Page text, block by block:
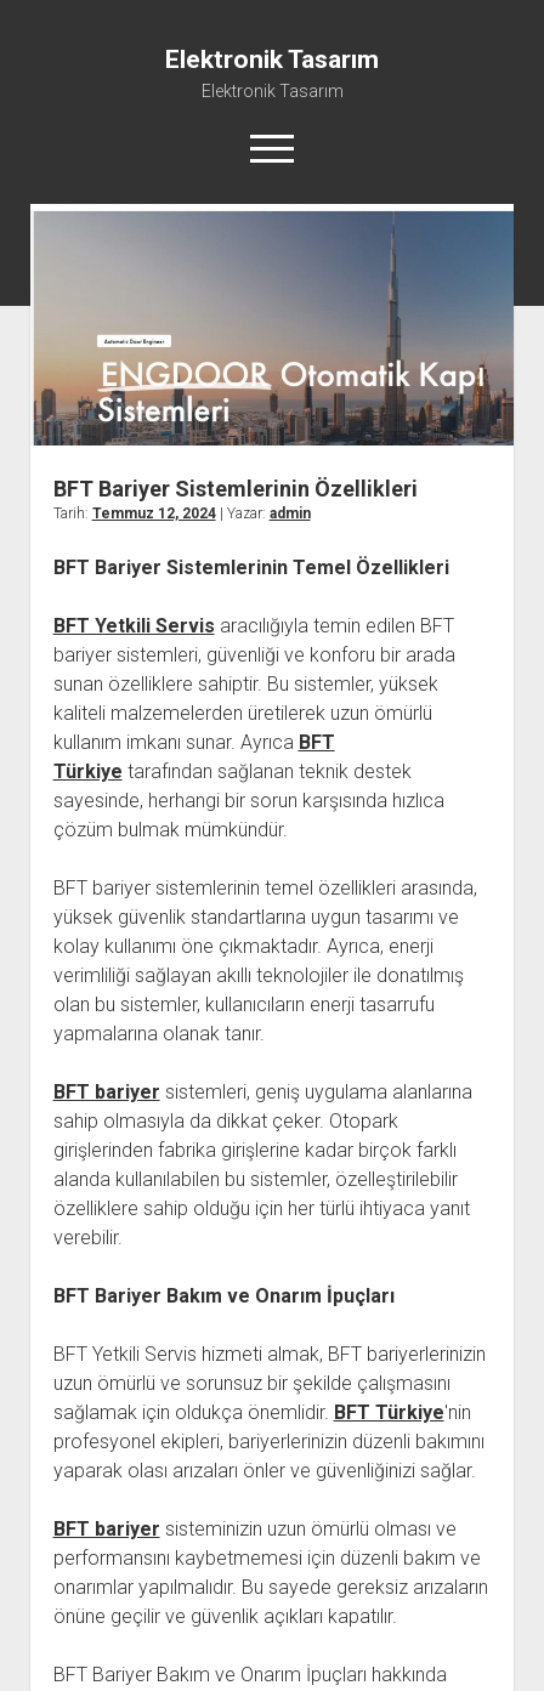
Elektronik Tasarım
Elektronik Tasarım
menüyü
aç
Instagram Gizli Hesap Görme Programsız
Reels Yorum Yükseltme Hilesi Bedava
Sayfa Listesi
Ücretsiz Şifresiz Tiktok Takipçi Hilesi
BFT Bariyer Sistemlerinin Özellikleri
Tarih: Temmuz 12, 2024| Yazar: admin
BFT Bariyer Sistemlerinin Temel Özellikleri
BFT Yetkili Servis aracılığıyla temin edilen BFT
bariyer sistemleri, güvenliği ve konforu bir arada
sunan özelliklere sahiptir. Bu sistemler, yüksek
kaliteli malzemelerden üretilerek uzun ömürlü
kullanım imkanı sunar. Ayrıca BFT
Türkiye tarafından sağlanan teknik destek
sayesinde, herhangi bir sorun karşısında hızlıca
çözüm bulmak mümkündür.
BFT bariyer sistemlerinin temel özellikleri arasında,
yüksek güvenlik standartlarına uygun tasarımı ve
kolay kullanımı öne çıkmaktadır. Ayrıca, enerji
verimliliği sağlayan akıllı teknolojiler ile donatılmış
olan bu sistemler, kullanıcıların enerji tasarrufu
yapmalarına olanak tanır.
BFT bariyer sistemleri, geniş uygulama alanlarına
sahip olmasıyla da dikkat çeker. Otopark
girişlerinden fabrika girişlerine kadar birçok farklı
alanda kullanılabilen bu sistemler, özelleştirilebilir
özelliklere sahip olduğu için her türlü ihtiyaca yanıt
verebilir.
BFT Bariyer Bakım ve Onarım İpuçları
BFT Yetkili Servis hizmeti almak, BFT bariyerlerinizin
uzun ömürlü ve sorunsuz bir şekilde çalışmasını
sağlamak için oldukça önemlidir. BFT Türkiye'nin
profesyonel ekipleri, bariyerlerinizin düzenli bakımını
yaparak olası arızaları önler ve güvenliğinizi sağlar.
BFT bariyer sisteminizin uzun ömürlü olması ve
performansını kaybetmemesi için düzenli bakım ve
onarımlar yapılmalıdır. Bu sayede gereksiz arızaların
önüne geçilir ve güvenlik açıkları kapatılır.
BFT Bariyer Bakım ve Onarım İpuçları hakkında